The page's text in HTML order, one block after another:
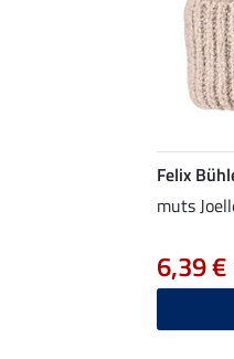
Felix
muts
6,39 €